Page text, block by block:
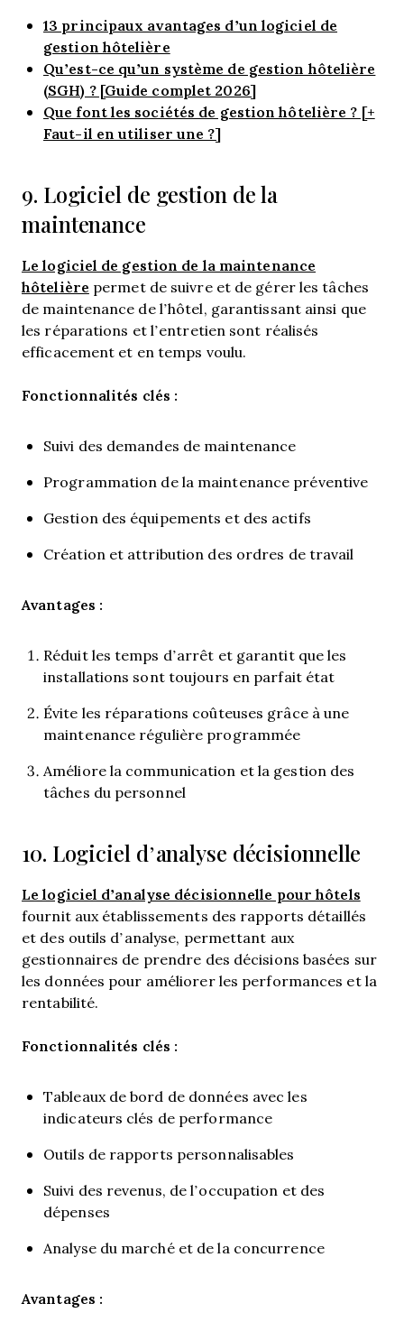
13 principaux avantages d’un logiciel de
gestion hôtelière
Qu’est-ce qu’un système de gestion hôtelière
(SGH) ? [Guide complet 2026]
Que font les sociétés de gestion hôtelière ? [+
Faut-il en utiliser une ?]
9. Logiciel de gestion de la
maintenance
Le logiciel de gestion de la maintenance
hôtelière permet de suivre et de gérer les tâches
de maintenance de l’hôtel, garantissant ainsi que
les réparations et l’entretien sont réalisés
efficacement et en temps voulu.
Fonctionnalités clés :
Suivi des demandes de maintenance
Programmation de la maintenance préventive
Gestion des équipements et des actifs
Création et attribution des ordres de travail
Avantages :
Réduit les temps d’arrêt et garantit que les
installations sont toujours en parfait état
Évite les réparations coûteuses grâce à une
maintenance régulière programmée
Améliore la communication et la gestion des
tâches du personnel
10. Logiciel d’analyse décisionnelle
Le logiciel d’analyse décisionnelle pour hôtels
fournit aux établissements des rapports détaillés
et des outils d’analyse, permettant aux
gestionnaires de prendre des décisions basées sur
les données pour améliorer les performances et la
rentabilité.
Fonctionnalités clés :
Tableaux de bord de données avec les
indicateurs clés de performance
Outils de rapports personnalisables
Suivi des revenus, de l’occupation et des
dépenses
Analyse du marché et de la concurrence
Avantages :